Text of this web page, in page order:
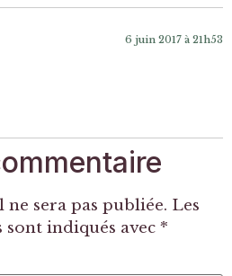
6 juin 2017 à 21h53
sera pas publiée. Les
indiqués avec *